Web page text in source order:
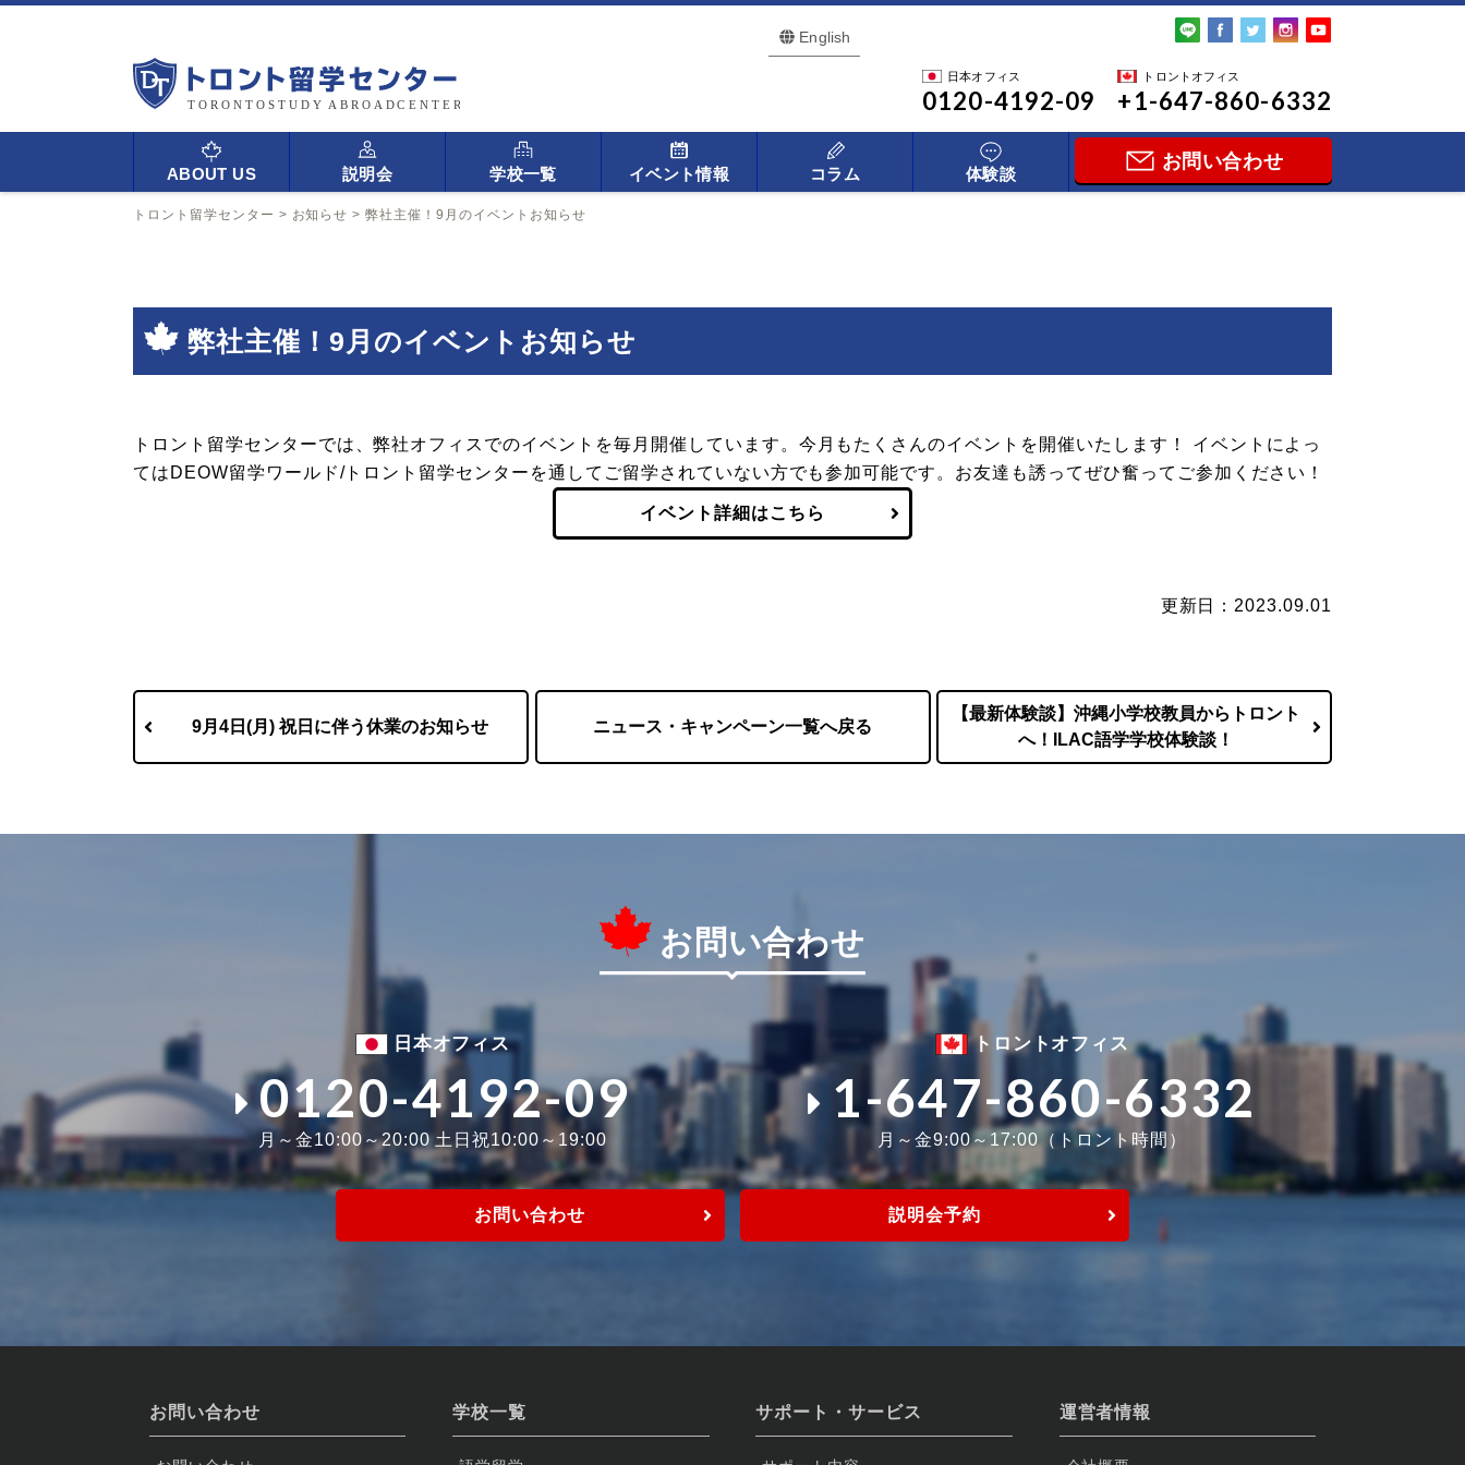
English
日本オフィス
0120-4192-09
トロントオフィス
+1-647-860-6332
ABOUT US 説明会 学校一覧 イベント情報 コラム 体験談
お問い合わせ
トロント留学センター > お知らせ >弊社主催！9月のイベントお知らせ
弊社主催！9月のイベントお知らせ
トロント留学センターでは、弊社オフィスでのイベントを毎月開催しています。今月もたくさんのイベントを開催いたします！ イベントによっ
てはDEOW留学ワールド/トロント留学センターを通してご留学されていない方でも参加可能です。お友達も誘ってぜひ奮ってご参加ください！
イベント詳細はこちら
更新日：2023.09.01
9月4日(月) 祝日に伴う休業のお知らせ ニュース・キャンペーン一覧へ戻る
【最新体験談】沖縄小学校教員からトロント
へ！ILAC語学学校体験談！
お問い合わせ
日本オフィス
0120-4192-09
月～金10:00～20:00 土日祝10:00～19:00
トロントオフィス
1-647-860-6332
月～金9:00～17:00（トロント時間）
お問い合わせ 説明会予約
お問い合わせ 学校一覧 サポート・サービス 運営者情報